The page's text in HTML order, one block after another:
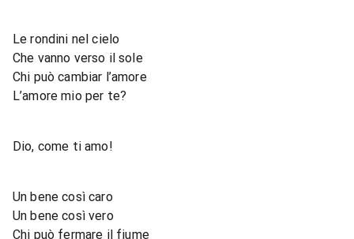
Le rondini nel cielo
Che vanno verso il sole
Chi può cambiar l’amore
L’amore mio per te?
Dio, come ti amo!
Un bene così caro
Un bene così vero
Chi può fermare il fiume